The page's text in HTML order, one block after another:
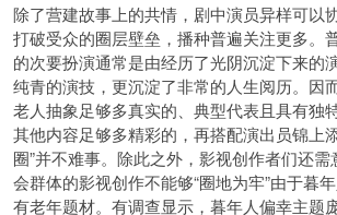
除了营建故事上的共情，剧中演员异样可以
打破受众的圈层壁垒，播种普遍关注更多。
的次要扮演通常是由经历了光阴沉淀下来的
纯青的演技，更沉淀了非常的人生阅历。因
老人抽象足够多真实的、典型代表且具有独
其他内容足够多精彩的，再搭配演出员锦上
圈”并不难事。除此之外，影视创作者们还
会群体的影视创作不能够“圈地为牢”由于暮
有老年题材。有调查显示，暮年人偏幸主题